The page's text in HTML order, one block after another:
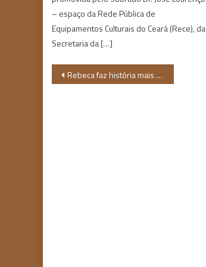
– espaço da Rede Pública de
Equipamentos Culturais do Ceará (Rece), da
Secretaria da […]
Navegação
Rebeca faz história mais uma vez e ganha medalha de ouro no salto em Tóquio